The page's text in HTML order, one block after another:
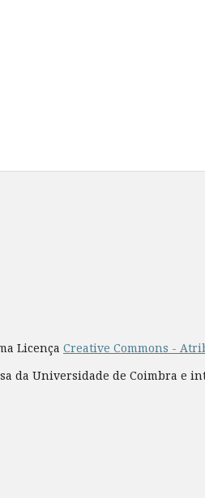
Licença Creative Commons -
da Universidade de Coimbra e